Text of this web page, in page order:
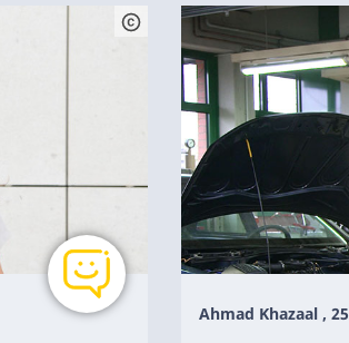
Ahmad Khazaal , 25